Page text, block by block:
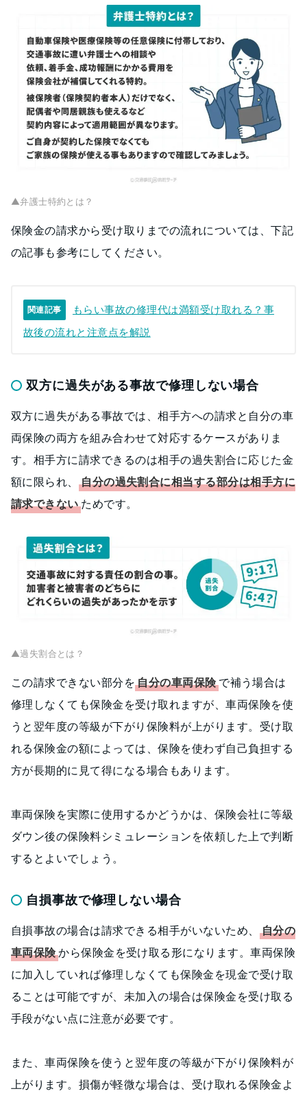
▲弁護士特約とは？
保険金の請求から受け取りまでの流れについては、下記
の記事も参考にしてください。
関連記事
もらい事故の修理代は満額受け取れる？事
故後の流れと注意点を解説
双方に過失がある事故で修理しない場合
双方に過失がある事故では、相手方への請求と自分の車
両保険の両方を組み合わせて対応するケースがありま
す。相手方に請求できるのは相手の過失割合に応じた金
額に限られ、
自分の過失割合に相当する部分は相手方に
請求できない ためです。
▲過失割合とは？
この請求できない部分を自分の車両保険 で補う場合は
修理しなくても保険金を受け取れますが、車両保険を使
うと翌年度の等級が下がり保険料が上がります。受け取
れる保険金の額によっては、保険を使わず自己負担する
方が長期的に見て得になる場合もあります。
車両保険を実際に使用するかどうかは、保険会社に等級
ダウン後の保険料シミュレーションを依頼した上で判断
するとよいでしょう。
自損事故で修理しない場合
自損事故の場合は請求できる相手がいないため、
自分の
車両保険から保険金を受け取る形になります。車両保険
に加入していれば修理しなくても保険金を現金で受け取
ることは可能ですが、未加入の場合は保険金を受け取る
手段がない点に注意が必要です。
また、車両保険を使うと翌年度の等級が下がり保険料が
上がります。損傷が軽微な場合は、受け取れる保険金よ